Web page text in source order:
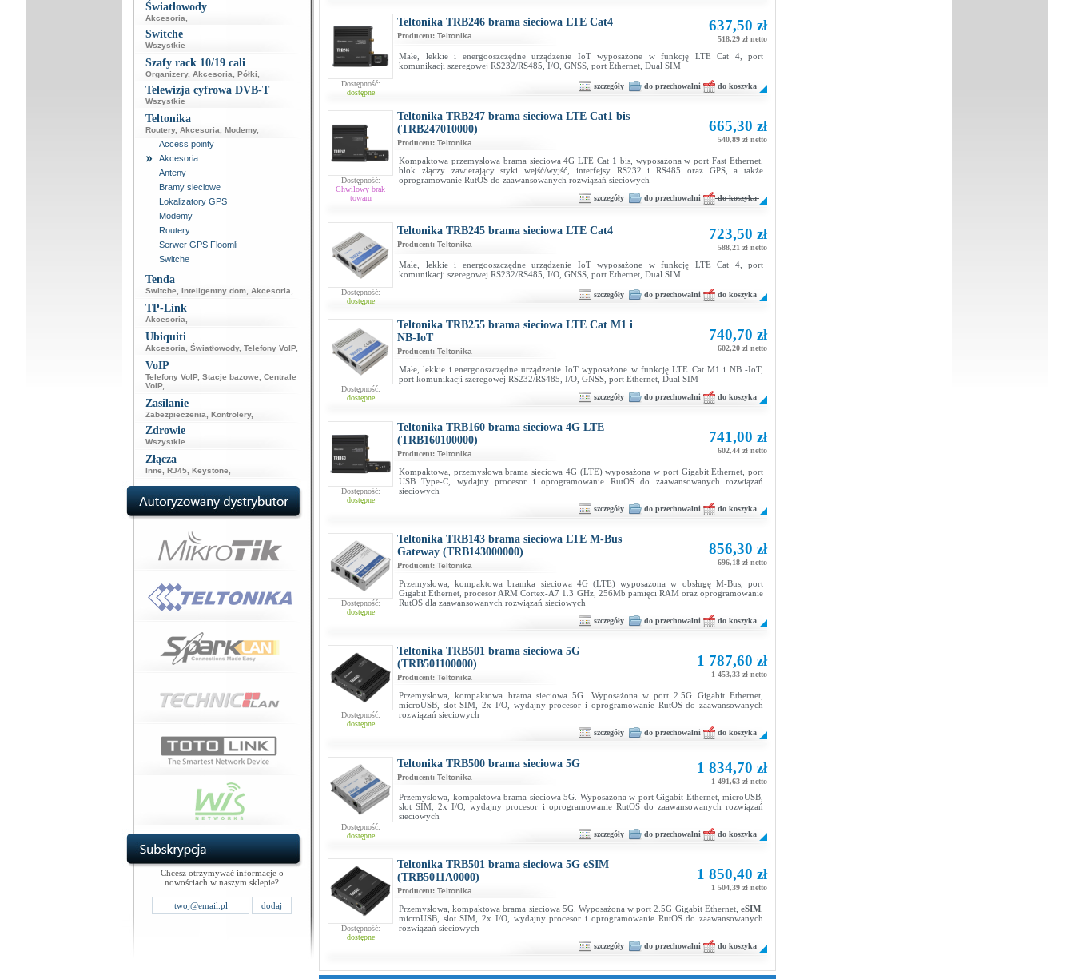
Światłowody
Akcesoria
Switche
Wszystkie
Szafy rack 10/19 cali
Organizery, Akcesoria Półki
Telewizja cyfrowa DVB-T
Wszystkie
Teltonika
Routery, Akcesoria Modemy,
Access pointy
Akcesoria
Anteny
Bramy sieciowe
Lokalizatory GPS
Modemy
Routery
Serwer GPS Floomli
Switche
Tenda
Switche Inteligentny dom, Akcesoria
TP-Link
Akcesoria
Ubiquiti
Akcesoria Światłowody, Telefony VoIP,
VoIP
Telefony VoIP, Stacje bazowe
Centrale
VoIP,
Zasilanie
Zabezpieczenia Kontrolery,
Zdrowie
Wszystkie
Złącza
Inne RJ45, Keystone
Chcesz otrzymywać informacje o
nowościach w naszym sklepie?
Dostępność:
dostępne
Teltonika TRB246 brama sieciowa LTE Cat4
Producent: Teltonika
637,50 zł
518,29 zł netto
Małe, lekkie i energooszczędne urządzenie IoT wyposażone w funkcję LTE Cat 4, port
komunikacji szeregowej RS232/RS485, I/O, GNSS, port Ethernet, Dual SIM
szczegóły do przechowalni do koszyka
Dostępność:
Chwilowy brak
towaru
Teltonika TRB247 brama sieciowa LTE Cat1 bis
(TRB247010000)
Producent: Teltonika
665,30 zł
540,89 zł netto
Kompaktowa przemysłowa brama sieciowa 4G LTE Cat 1 bis, wyposażona w port Fast Ethernet,
blok złączy zawierający styki wejść/wyjść, interfejsy RS232 i RS485 oraz GPS, a także
oprogramowanie RutOS do zaawansowanych rozwiązań sieciowych
szczegóły do przechowalni do koszyka
Dostępność:
dostępne
Teltonika TRB245 brama sieciowa LTE Cat4
Producent: Teltonika
723,50 zł
588,21 zł netto
Małe, lekkie i energooszczędne urządzenie IoT wyposażone w funkcję LTE Cat 4, port
komunikacji szeregowej RS232/RS485, I/O, GNSS, port Ethernet, Dual SIM
szczegóły do przechowalni do koszyka
Dostępność:
dostępne
Teltonika TRB255 brama sieciowa LTE Cat M1 i
NB-IoT
Producent: Teltonika
740,70 zł
602,20 zł netto
Małe, lekkie i energooszczędne urządzenie IoT wyposażone w funkcję LTE Cat M1 i NB -IoT,
port komunikacji szeregowej RS232/RS485, I/O, GNSS, port Ethernet, Dual SIM
szczegóły do przechowalni do koszyka
Dostępność:
dostępne
Teltonika TRB160 brama sieciowa 4G LTE
(TRB160100000)
Producent: Teltonika
741,00 zł
602,44 zł netto
Kompaktowa, przemysłowa brama sieciowa 4G (LTE) wyposażona w port Gigabit Ethernet, port
USB Type-C, wydajny procesor i oprogramowanie RutOS do zaawansowanych rozwiązań
sieciowych
szczegóły do przechowalni do koszyka
Dostępność:
dostępne
Teltonika TRB143 brama sieciowa LTE M-Bus
Gateway (TRB143000000)
Producent: Teltonika
856,30 zł
696,18 zł netto
Przemysłowa, kompaktowa bramka sieciowa 4G (LTE) wyposażona w obsługę M-Bus, port
Gigabit Ethernet, procesor ARM Cortex-A7 1.3 GHz, 256Mb pamięci RAM oraz oprogramowanie
RutOS dla zaawansowanych rozwiązań sieciowych
szczegóły do przechowalni do koszyka
Dostępność:
dostępne
Teltonika TRB501 brama sieciowa 5G
(TRB501100000)
Producent: Teltonika
1 787,60 zł
1 453,33 zł netto
Przemysłowa, kompaktowa brama sieciowa 5G. Wyposażona w port 2.5G Gigabit Ethernet,
microUSB, slot SIM, 2x I/O, wydajny procesor i oprogramowanie RutOS do zaawansowanych
rozwiązań sieciowych
szczegóły do przechowalni do koszyka
Dostępność:
dostępne
Teltonika TRB500 brama sieciowa 5G
Producent: Teltonika
1 834,70 zł
1 491,63 zł netto
Przemysłowa, kompaktowa brama sieciowa 5G. Wyposażona w port Gigabit Ethernet, microUSB,
slot SIM, 2x I/O, wydajny procesor i oprogramowanie RutOS do zaawansowanych rozwiązań
sieciowych
szczegóły do przechowalni do koszyka
Dostępność:
dostępne
Teltonika TRB501 brama sieciowa 5G eSIM
(TRB5011A0000)
Producent: Teltonika
1 850,40 zł
1 504,39 zł netto
Przemysłowa, kompaktowa brama sieciowa 5G. Wyposażona w port 2.5G Gigabit Ethernet, eSIM
microUSB, slot SIM, 2x I/O, wydajny procesor i oprogramowanie RutOS do zaawansowanych
rozwiązań sieciowych
szczegóły do przechowalni do koszyka